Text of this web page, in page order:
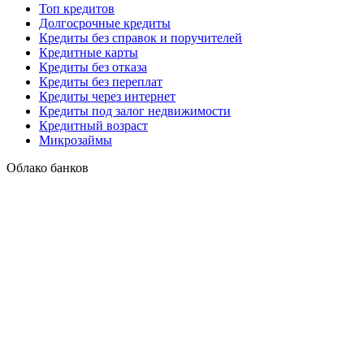
Топ кредитов
Долгосрочные кредиты
Кредиты без справок и поручителей
Кредитные карты
Кредиты без отказа
Кредиты без переплат
Кредиты через интернет
Кредиты под залог недвижимости
Кредитный возраст
Микрозаймы
Облако банков